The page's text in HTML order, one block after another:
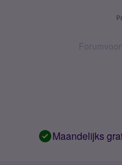
Maandelijks